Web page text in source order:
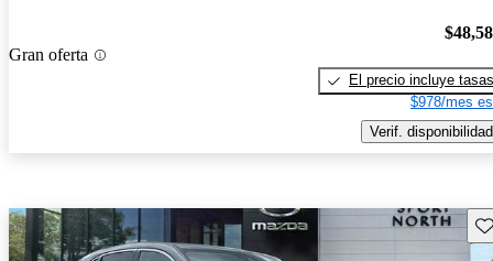
Gran oferta
El precio incluye tasas
$978/mes
Verif. disponibilidad